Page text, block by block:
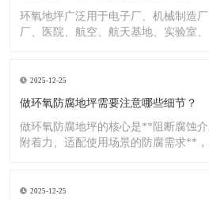
环氧地坪广泛用于电子厂、机械制造
厂、医院、航空、航天基地、实验室
2025-12-25
做环氧防腐地坪需要注意哪些细节？
做环氧防腐地坪的核心是**阻断腐蚀
附着力、适配使用场景的防腐需求**
2025-12-25